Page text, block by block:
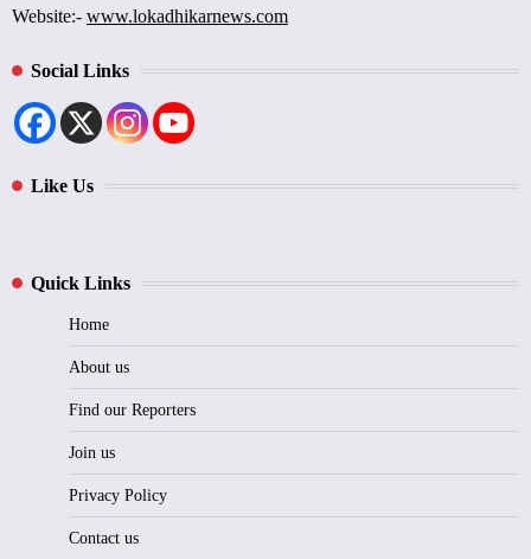
Website:- www.lokadhikarnews.com
Social Links
Like Us
Quick Links
Home
About us
Find our Reporters
Join us
Privacy Policy
Contact us